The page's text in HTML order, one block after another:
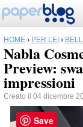
HOME › PER LEI ›
Nabla
Preview:
impressioni
Creato il 04 dicembre
Save